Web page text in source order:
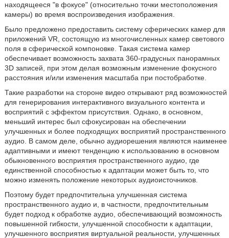
находящееся "в фокусе" (относительно точки местоположения
камеры) во время воспроизведения изображения.
Было предложено предоставить систему сферических камер для
приложений VR, состоящую из многочисленных камер светового
поля в сферической компоновке. Такая система камер
обеспечивает возможность захвата 360-градусных панорамных
3D записей, при этом делая возможным изменение фокусного
расстояния и/или изменения масштаба при постобработке.
Такие разработки на стороне видео открывают ряд возможностей
для генерирования интерактивного визуального контента и
восприятий с эффектом присутствия. Однако, в основном,
меньший интерес был сфокусирован на обеспечении
улучшенных и более подходящих восприятий пространственного
аудио. В самом деле, обычно аудиорешения являются наименее
адаптивными и имеют тенденцию к использованию в основном
обыкновенного восприятия пространственного аудио, где
единственной способностью к адаптации может быть то, что
можно изменять положение некоторых аудиоисточников.
Поэтому будет предпочтительна улучшенная система
пространственного аудио и, в частности, предпочтительным
будет подход к обработке аудио, обеспечивающий возможность
повышенной гибкости, улучшенной способности к адаптации,
улучшенного восприятия виртуальной реальности, улучшенных